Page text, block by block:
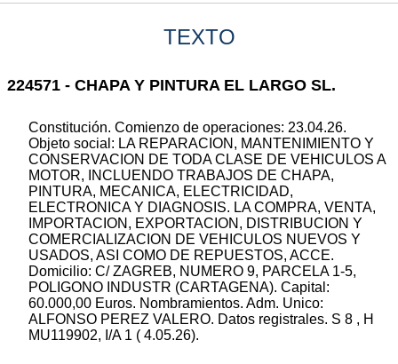
TEXTO
224571 - CHAPA Y PINTURA EL LARGO SL.
Constitución. Comienzo de operaciones: 23.04.26.
Objeto social: LA REPARACION, MANTENIMIENTO Y
CONSERVACION DE TODA CLASE DE VEHICULOS A
MOTOR, INCLUENDO TRABAJOS DE CHAPA,
PINTURA, MECANICA, ELECTRICIDAD,
ELECTRONICA Y DIAGNOSIS. LA COMPRA, VENTA,
IMPORTACION, EXPORTACION, DISTRIBUCION Y
COMERCIALIZACION DE VEHICULOS NUEVOS Y
USADOS, ASI COMO DE REPUESTOS, ACCE.
Domicilio: C/ ZAGREB, NUMERO 9, PARCELA 1-5,
POLIGONO INDUSTR (CARTAGENA). Capital:
60.000,00 Euros. Nombramientos. Adm. Unico:
ALFONSO PEREZ VALERO. Datos registrales. S 8 , H
MU119902, I/A 1 ( 4.05.26).